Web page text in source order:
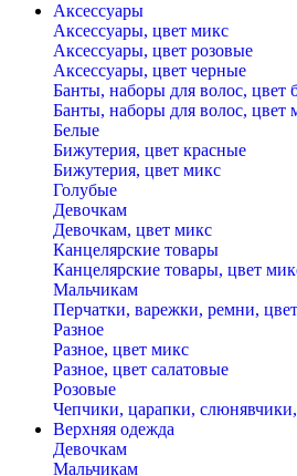
Аксессуары
Аксессуары, цвет микс
Аксессуары, цвет розовые
Аксессуары, цвет черные
Банты, наборы для волос, цвет
Банты, наборы для волос, цвет
Белые
Бижутерия, цвет красные
Бижутерия, цвет микс
Голубые
Девочкам
Девочкам, цвет микс
Канцелярские товары
Канцелярские товары, цвет
Мальчикам
Перчатки, варежки, ремни,
Разное
Разное, цвет микс
Разное, цвет салатовые
Розовые
Чепчики, царапки,
Верхняя одежда
Девочкам
Мальчикам